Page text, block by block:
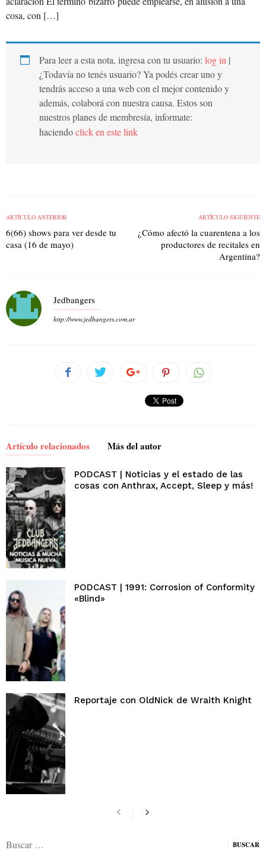
cosa, con […]
Para leer a esta nota, ingresa con tu usuario: log in |
¿Todavía no tenés usuario? Ya podés crear uno y
tendrás acceso a una web con el mejor contenido y
además, colaborá con nuestra causa. Estos son
nuestros planes de membresía, informate:
haciendoclick en este link
ARTÍCULO ANTERIOR
6(66) shows para ver desde tu
casa (16 de mayo)
ARTÍCULO SIGUIENTE
¿Cómo afectó la cuarentena a los
productores de recitales en
Argentina?
Jedbangers
http://www.jedbangers.com.ar
Artículo relacionados Más del autor
PODCAST | Noticias y el estado de las
cosas con Anthrax, Accept, Sleep y más!
PODCAST | 1991: Corrosion of Conformity
«Blind»
Reportaje con OldNick de Wraith Knight
Buscar: